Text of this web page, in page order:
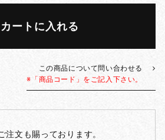
カートに入れる
この商品について問い合わせる
※「商品コード」をご記入下さい。
注文も賜っております。